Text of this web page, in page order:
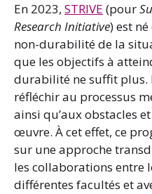
En 2023, STRIVE (pour
Research Initiative) est
non-durabilité de la
que les objectifs à
durabilité ne suffit plus.
réfléchir au processus
ainsi qu’aux obstacles
œuvre. À cet effet, ce
sur une approche
les collaborations entre
différentes facultés et